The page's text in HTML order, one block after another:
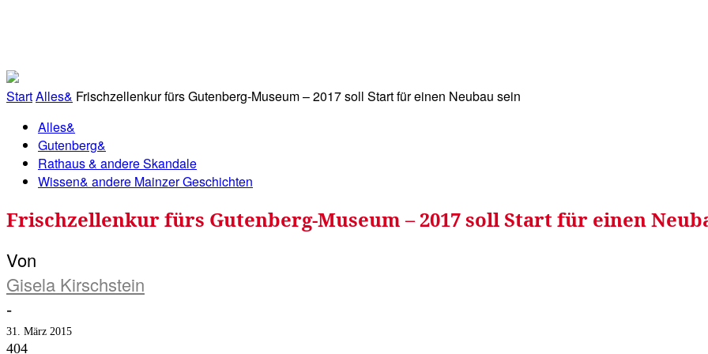
StartAlles& Frischzellenkur fürs Gutenberg-Museum – 2017 soll Start für einen Neubau sein
Alles&
Gutenberg&
Rathaus & andere Skandale
Wissen& andere Mainzer Geschichten
Frischzellenkur fürs Gutenberg-Museum – 2017 soll Start für einen
Von
Gisela Kirschstein
-
31. März 2015
404